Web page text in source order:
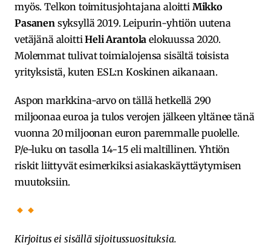
myös. Telkon toimitusjohtajana aloitti Mikko
Pasanensyksyllä 2019. Leipurin-yhtiön uutena
vetäjänä aloittiHeli Arantola elokuussa 2020.
Molemmat tulivat toimialojensa sisältä toisista
yrityksistä, kuten ESL:n Koskinen aikanaan.
Aspon markkina-arvo on tällä hetkellä 290
miljoonaa euroa ja tulos verojen jälkeen yltänee tänä
vuonna 20 miljoonan euron paremmalle puolelle.
P/e-luku on tasolla 14-15 eli maltillinen. Yhtiön
riskit liittyvät esimerkiksi asiakaskäyttäytymisen
muutoksiin.
Kirjoitus ei sisällä sijoitussuosituksia.